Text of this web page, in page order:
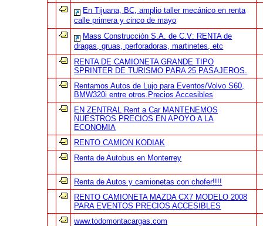
En Tijuana, BC, amplio taller mecánico en renta
calle primera y cinco de mayo
Mass Construcción S.A. de C.V: RENTA de
dragas, gruas, perforadoras, martinetes, etc
RENTA DE CAMIONETA GRANDE TIPO
SPRINTER DE TURISMO PARA 25 PASAJEROS.
Rentamos Autos de Lujo para Eventos/Volvo S60,
BMW320i entre otros.Precios Accesibles
EN ZENTRAL Rent a Car MANTENEMOS
NUESTROS PRECIOS EN APOYO A LA
ECONOMIA
RENTO CAMION KODIAK
Renta de Autobus en Monterrey
Renta de Autos y camionetas con chofer!!!!
RENTO CAMIONETA MAZDA CX7 MODELO 2008
PARA EVENTOS PRECIOS ACCESIBLES
www.todomontacargas.com